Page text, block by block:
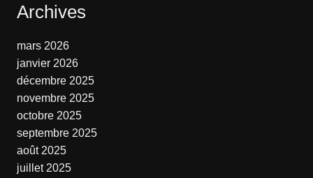
Archives
mars 2026
janvier 2026
décembre 2025
novembre 2025
octobre 2025
septembre 2025
août 2025
juillet 2025